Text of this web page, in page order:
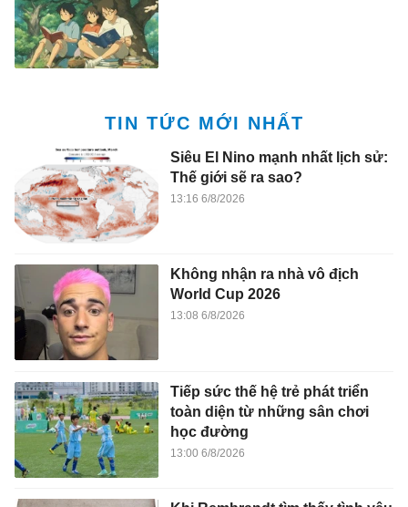
TIN TỨC MỚI NHẤT
Siêu El Nino mạnh nhất lịch sử:
Thế giới sẽ ra sao?
13:16 6/8/2026
Không nhận ra nhà vô địch
World Cup 2026
13:08 6/8/2026
Tiếp sức thế hệ trẻ phát triển
toàn diện từ những sân chơi
học đường
13:00 6/8/2026